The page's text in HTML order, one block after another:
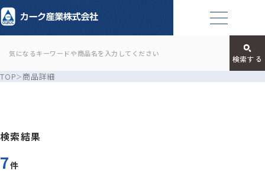
TOP 商品詳細
検索結果
7